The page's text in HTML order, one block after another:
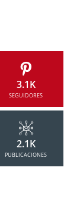
3.1K
SEGUIDORES
2.1K
PUBLICACIONES